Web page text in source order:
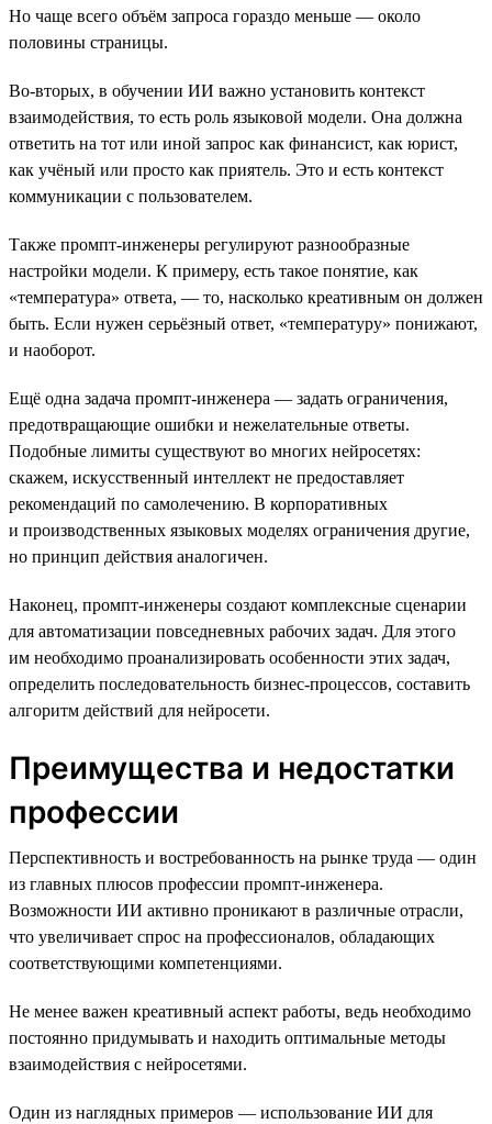
Но чаще всего объём запроса гораздо меньше — около
половины страницы.
Во-вторых, в обучении ИИ важно установить контекст
взаимодействия, то есть роль языковой модели. Она должна
ответить на тот или иной запрос как финансист, как юрист,
как учёный или просто как приятель. Это и есть контекст
коммуникации с пользователем.
Также промпт-инженеры регулируют разнообразные
настройки модели. К примеру, есть такое понятие, как
«температура» ответа, — то, насколько креативным он должен
быть. Если нужен серьёзный ответ, «температуру» понижают,
и наоборот.
Ещё одна задача промпт-инженера — задать ограничения,
предотвращающие ошибки и нежелательные ответы.
Подобные лимиты существуют во многих нейросетях:
скажем, искусственный интеллект не предоставляет
рекомендаций по самолечению. В корпоративных
и производственных языковых моделях ограничения другие,
но принцип действия аналогичен.
Наконец, промпт-инженеры создают комплексные сценарии
для автоматизации повседневных рабочих задач. Для этого
им необходимо проанализировать особенности этих задач,
определить последовательность бизнес-процессов, составить
алгоритм действий для нейросети.
Преимущества и недостатки
профессии
Перспективность и востребованность на рынке труда — один
из главных плюсов профессии промпт-инженера.
Возможности ИИ активно проникают в различные отрасли,
что увеличивает спрос на профессионалов, обладающих
соответствующими компетенциями.
Не менее важен креативный аспект работы, ведь необходимо
постоянно придумывать и находить оптимальные методы
взаимодействия с нейросетями.
Один из наглядных примеров — использование ИИ для